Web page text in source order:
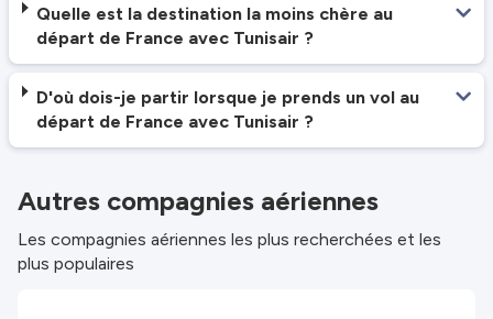
Quelle est la destination la moins chère au
départ de France avec Tunisair ?
D'où dois-je partir lorsque je prends un vol au
départ de France avec Tunisair ?
Autres compagnies aériennes
Les compagnies aériennes les plus recherchées et les
plus populaires